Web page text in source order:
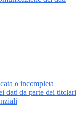
o incompleta
dati da parte dei titolari